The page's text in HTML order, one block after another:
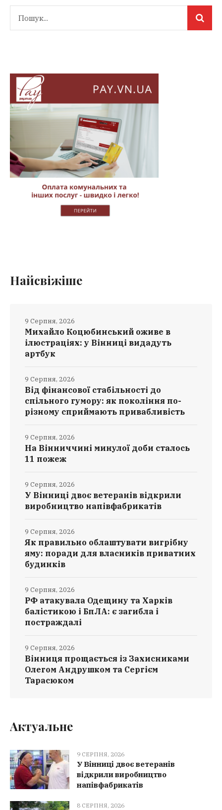
Найсвіжіше
Михайло Коцюбинський оживе в
ілюстраціях: у Вінниці видадуть
артбук
9 Серпня, 2026
Від фінансової стабільності до
спільного гумору: як покоління по-
різному сприймають привабливість
9 Серпня, 2026
На Вінниччині минулої доби сталось
11 пожеж
9 Серпня, 2026
У Вінниці двоє ветеранів відкрили
виробництво напівфабрикатів
9 Серпня, 2026
Як правильно облаштувати вигрібну
яму: поради для власників приватних
будинків
9 Серпня, 2026
РФ атакувала Одещину та Харків
балістикою і БпЛА: є загибла і
постраждалі
9 Серпня, 2026
Вінниця прощається із Захисниками
Олегом Андрушком та Сергієм
Тарасюком
9 Серпня, 2026
Актуальне
9 СЕРПНЯ, 2026
У Вінниці двоє ветеранів
відкрили виробництво
напівфабрикатів
8 СЕРПНЯ, 2026